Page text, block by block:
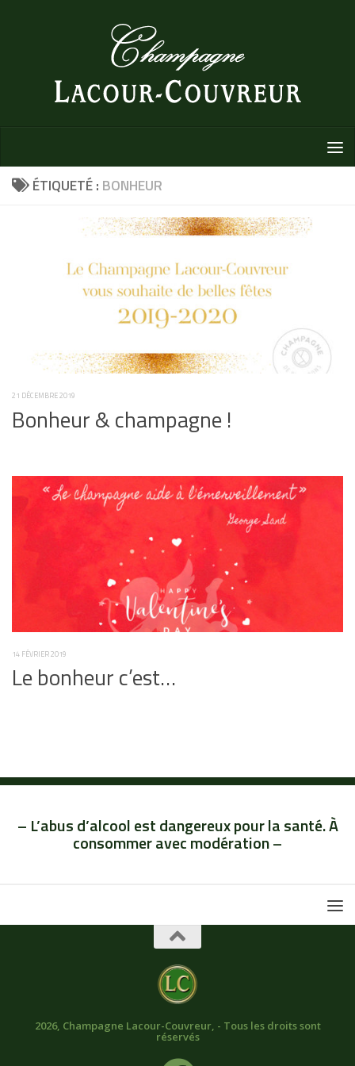
Au dessous du contenu
ÉTIQUETÉ : BONHEUR
21 DÉCEMBRE 2019
Bonheur & champagne !
14 FÉVRIER 2019
Le bonheur c’est…
– L’abus d’alcool est dangereux pour la santé. À
consommer avec modération –
2026, Champagne Lacour-Couvreur, - Tous les droits sont
réservés